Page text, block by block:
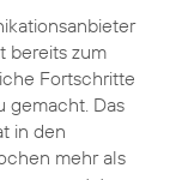
bereits zum
Fortschritte
gemacht. Das
in den
mehr als